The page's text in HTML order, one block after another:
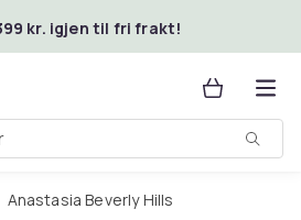
kr. igjen til fri frakt!
Anastasia Beverly Hills